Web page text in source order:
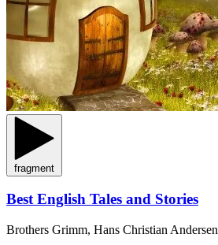
fragment
Best English Tales and Stories
Brothers Grimm, Hans Christian Andersen